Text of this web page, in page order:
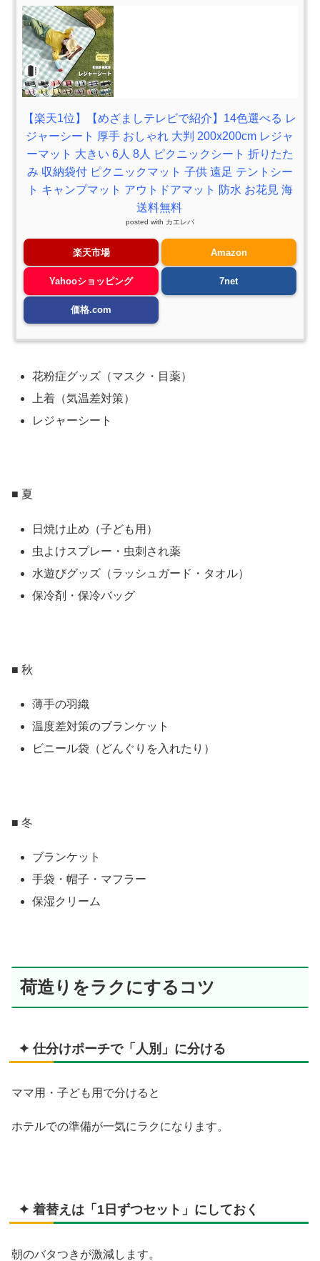
【楽天1位】【めざましテレビで紹介】14色選べる レ
ジャーシート 厚手 おしゃれ 大判 200x200cm レジャ
ーマット 大きい 6人 8人 ピクニックシート 折りたた
み 収納袋付 ピクニックマット 子供 遠足 テントシー
ト キャンプマット アウトドアマット 防水 お花見 海
送料無料
posted with カエレバ
楽天市場 Amazon
Yahooショッピング 7net
価格.com
花粉症グッズ（マスク・目薬）
上着（気温差対策）
レジャーシート
■ 夏
日焼け止め（子ども用）
虫よけスプレー・虫刺され薬
水遊びグッズ（ラッシュガード・タオル）
保冷剤・保冷バッグ
■ 秋
薄手の羽織
温度差対策のブランケット
ビニール袋（どんぐりを入れたり）
■ 冬
ブランケット
手袋・帽子・マフラー
保湿クリーム
荷造りをラクにするコツ
✦ 仕分けポーチで「人別」に分ける
ママ用・子ども用で分けると
ホテルでの準備が一気にラクになります。
✦ 着替えは「1日ずつセット」にしておく
朝のバタつきが激減します。